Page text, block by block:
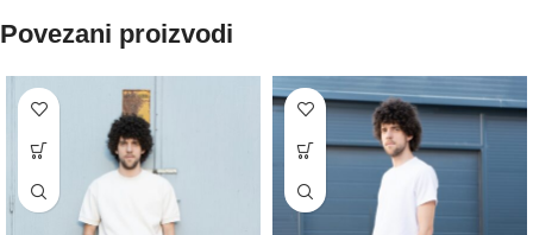
Povezani proizvodi